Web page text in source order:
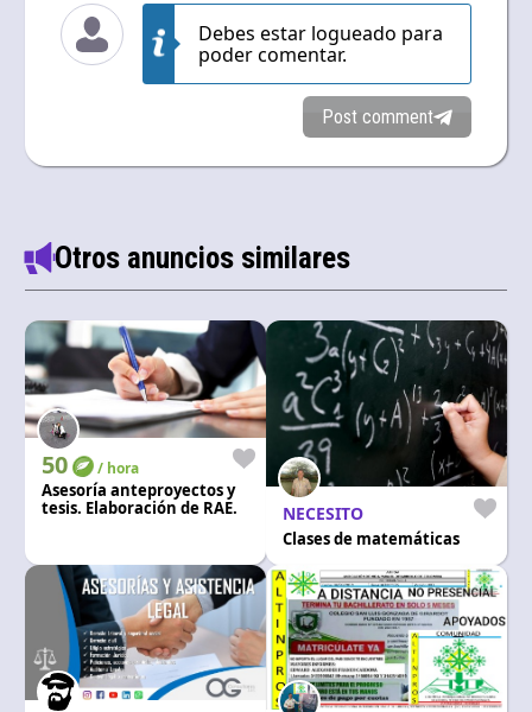
Debes estar logueado para
poder comentar.
Post comment
Otros anuncios similares
50 / hora
Asesoría anteproyectos y
tesis. Elaboración de RAE.
NECESITO
Clases de matemáticas